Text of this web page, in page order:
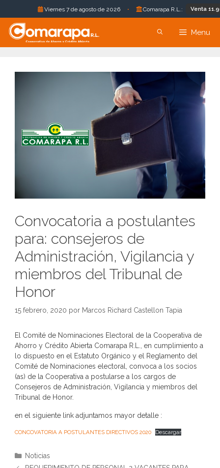
Viernes 7 de agosto de 2026 • Comarapa R.L.: Venta 11.96
Saltar
contenido
Menu
Convocatoria a postulantes
para: consejeros de
Administración, Vigilancia y
miembros del Tribunal de
Honor
15 febrero, 2020 por Marcos Richard Castellon Tapia
El Comité de Nominaciones Electoral de la Cooperativa de
Ahorro y Crédito Abierta Comarapa R.L., en cumplimiento a
lo dispuesto en el Estatuto Orgánico y el Reglamento del
Comité de Nominaciones electoral, convoca a los socios
(as) de la Cooperativa a postularse a los cargos de
Consejeros de Administración, Vigilancia y miembros del
Tribunal de Honor.
en el siguiente link adjuntamos mayor detalle :
CONCOVATORIA A POSTULANTES DIRECTIVOS 2020 Descargar
Categorías
Noticias